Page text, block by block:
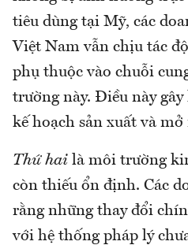
tiêu dùng tại Mỹ, các
Việt Nam vẫn chịu tác
phụ thuộc vào chuỗi
trường này. Điều này
kế hoạch sản xuất và
Thứ hai là môi trường
còn thiếu ổn định. Các
rằng những thay đổi
với hệ thống pháp lý